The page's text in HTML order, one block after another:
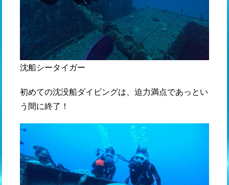
沈船シータイガー
初めての沈没船ダイビングは、迫力満点であっとい
う間に終了！